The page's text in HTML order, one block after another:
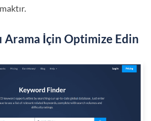
Arama İçin Optimize Edin